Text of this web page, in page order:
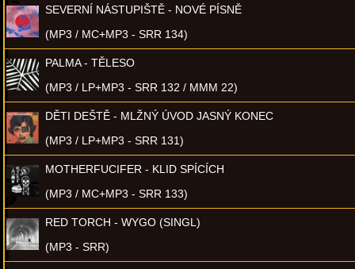
SEVERNÍ NÁSTUPIŠTĚ - NOVÉ PÍSNĚ
(MP3 / MC+MP3 - SRR 134)
PALMA - TĚLESO
(MP3 / LP+MP3 - SRR 132 / MMM 22)
DĚTI DEŠTĚ - MLŽNÝ ÚVOD JASNÝ KONEC
(MP3 / LP+MP3 - SRR 131)
MOTHERFUCIFER - KLID SPÍCÍCH
(MP3 / MC+MP3 - SRR 133)
RED TORCH - WYGO (SINGL)
(MP3 - SRR)